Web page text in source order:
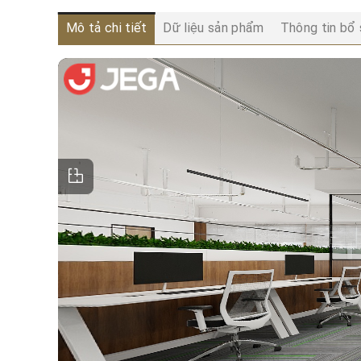
Mô tả chi tiết Dữ liệu sản phẩm Thông tin bổ